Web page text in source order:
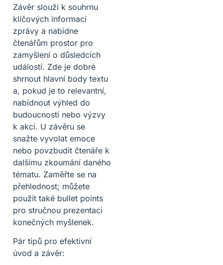
Závěr slouží k souhrnu
klíčových informací
zprávy a nabídne
čtenářům prostor pro
zamyšlení o důsledcích
událostí. Zde je dobré
shrnout hlavní body textu
a, pokud je to relevantní,
nabídnout výhled do
budoucnosti nebo výzvy
k akci. U závěru se
snažte vyvolat emoce
nebo povzbudit čtenáře k
dalšímu zkoumání daného
tématu. Zaměřte se na
přehlednost; můžete
použít také bullet points
pro stručnou prezentaci
konečných myšlenek.
Pár tipů pro efektivní
úvod a závěr: